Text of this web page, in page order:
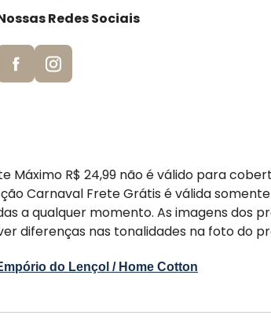
Redes Sociais
Máximo R$ 24,99 não é válido para
Carnaval Frete Grátis é válida somente
a qualquer momento. As imagens dos
diferenças nas tonalidades na foto do
do Lençol / Home Cotton